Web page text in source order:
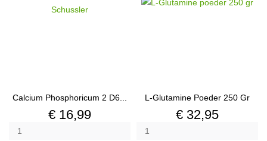
Calcium Phosphoricum 2 D6...
Prijs
€ 16,99
L-Glutamine Poeder 250 Gr
Prijs
€ 32,95